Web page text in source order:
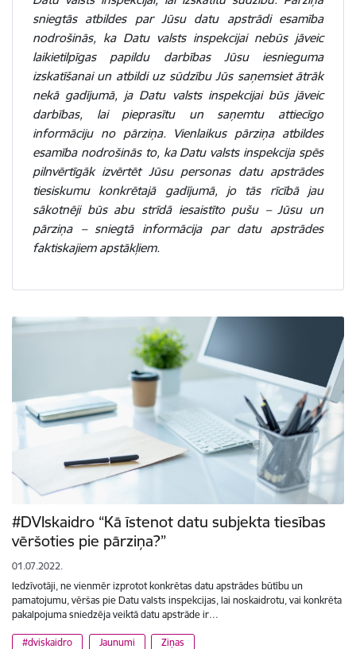
sniegtās atbildes par Jūsu datu apstrādi esamība
nodrošinās, ka Datu valsts inspekcijai nebūs jāveic
laikietilpīgas papildu darbības Jūsu iesnieguma
izskatīšanai un atbildi uz sūdzību Jūs saņemsiet ātrāk
nekā gadījumā, ja Datu valsts inspekcijai būs jāveic
darbības, lai pieprasītu un saņemtu attiecīgo
informāciju no pārziņa. Vienlaikus pārziņa atbildes
esamība nodrošinās to, ka Datu valsts inspekcija spēs
pilnvērtīgāk izvērtēt Jūsu personas datu apstrādes
tiesiskumu konkrētajā gadījumā, jo tās rīcībā jau
sākotnēji būs abu strīdā iesaistīto pušu – Jūsu un
pārziņa – sniegtā informācija par datu apstrādes
faktiskajiem apstākļiem.
#DVIskaidro “Kā īstenot datu subjekta tiesības
vēršoties pie pārziņa?”
01.07.2022.
Iedzīvotāji, ne vienmēr izprotot konkrētas datu apstrādes būtību un
pamatojumu, vēršas pie Datu valsts inspekcijas, lai noskaidrotu, vai konkrēta
pakalpojuma sniedzēja veiktā datu apstrāde ir…
#dviskaidro Jaunumi Ziņas